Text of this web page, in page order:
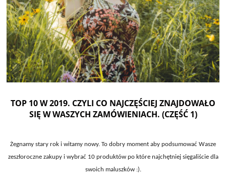
TOP 10 W 2019. CZYLI CO NAJCZĘŚCIEJ ZNAJDOWAŁO
SIĘ W WASZYCH ZAMÓWIENIACH. (CZĘŚĆ 1)
Żegnamy stary rok i witamy nowy. To dobry moment aby podsumować Wasze
zeszłoroczne zakupy i wybrać 10 produktów po które najchętniej sięgaliście dla
swoich maluszków :).